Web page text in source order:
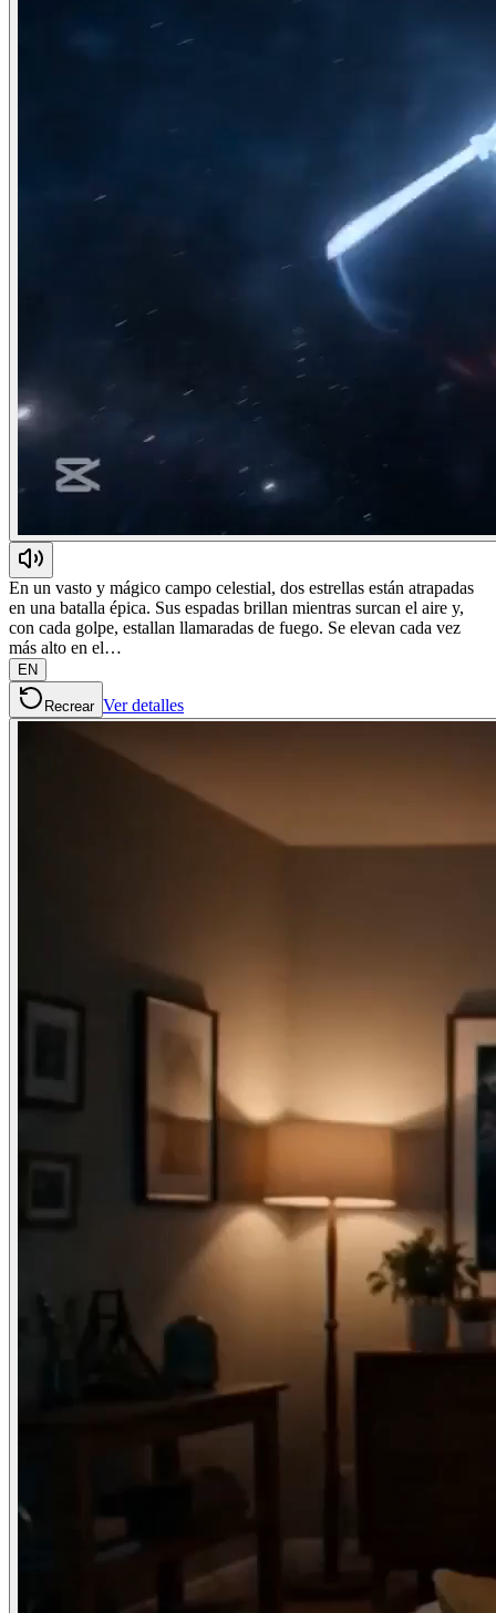
En un vasto y mágico campo celestial, dos estrellas están atrapadas
en una batalla épica. Sus espadas brillan mientras surcan el aire y,
con cada golpe, estallan llamaradas de fuego. Se elevan cada vez
más alto en el…
EN
Recrear Ver detalles